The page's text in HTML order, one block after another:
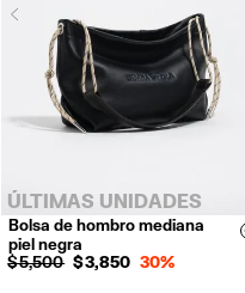
Previous
ÚLTIMAS UNIDADES
Bolsa de hombro mediana
piel negra
$ 5,500 $ 3,850 30%